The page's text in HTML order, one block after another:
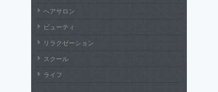
ヘアサロン
ビューティ
リラクゼーション
スクール
ライフ